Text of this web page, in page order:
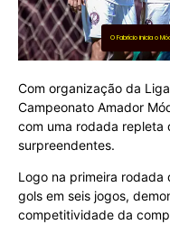
O Fabrício inicia o
Com organização da
Campeonato Amador
com uma rodada repleta
surpreendentes.
Logo na primeira rodada
gols em seis jogos,
competitividade da